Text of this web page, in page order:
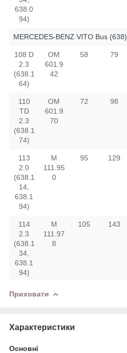
638.0
94)
MERCEDES-BENZ VITO Bus (638)
108 D
2.3
(638.1
64)
OM
601.9
42
58 79
110
TD
2.3
(638.1
74)
OM
601.9
70
72 98
113
2.0
(638.1
14,
638.1
94)
M
111.95
0
95 129
114
2.3
(638.1
34,
638.1
94)
M
111.97
8
105 143
Приховати
Характеристики
Основні